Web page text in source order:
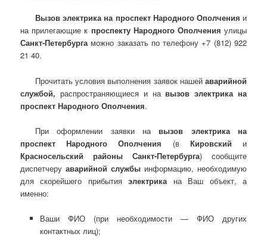
Вызов электрика на проспект Народного Ополчения и
на прилегающие к проспекту Народного Ополчения улицы
Санкт-Петербургаможно заказать по телефону +7 (812) 922
21 40.
Прочитать условия выполнения заявок нашей аварийной
службой, распространяющиеся и на вызов электрика на
проспектНародного Ополчения.
При оформлении заявки на вызов электрика на
проспектНародного Ополчения (в Кировский и
Красносельский районы Санкт-Петербурга) сообщите
диспетчеруаварийной службы информацию, необходимую
для скорейшего прибытияэлектрика на Ваш объект, а
именно:
Ваши ФИО (при необходимости — ФИО других
контактных лиц);